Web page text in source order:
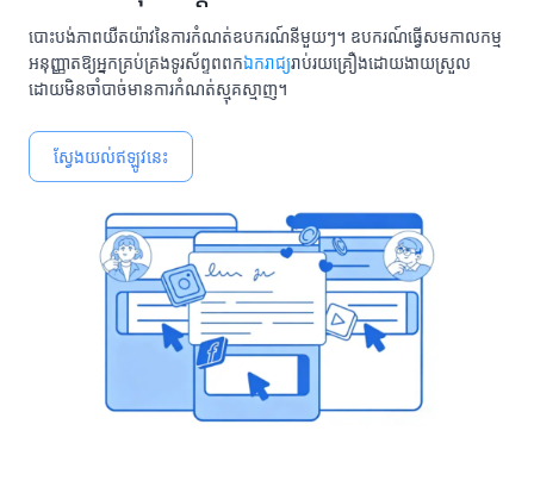
បោះបង់ភាពយឺតយ៉ាវនៃការកំណត់ឧបករណ៍នីមួយៗ។ ឧបករណ៍ធ្វើសមកាលកម្ម
អនុញ្ញាតឱ្យអ្នកគ្រប់គ្រងទូរស័ព្ទពពកឯករាជ្យរាប់រយគ្រឿងដោយងាយស្រួល
ដោយមិនចាំបាច់មានការកំណត់ស្មុគស្មាញ។
ស្វែងយល់ឥឡូវនេះ